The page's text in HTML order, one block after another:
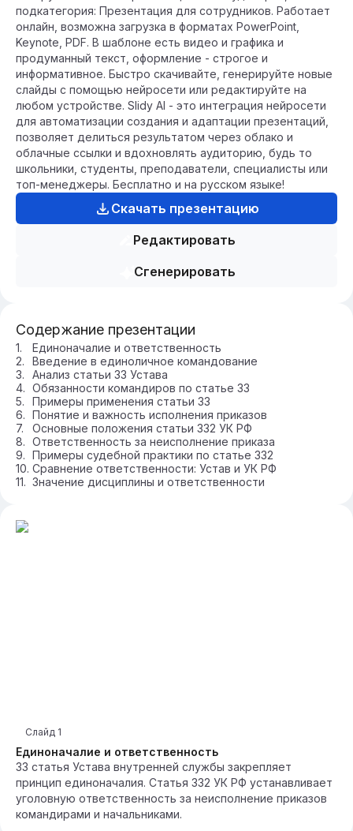
подкатегория: Презентация для сотрудников. Работает
онлайн, возможна загрузка в форматах PowerPoint,
Keynote, PDF. В шаблоне есть видео и графика и
продуманный текст, оформление - строгое и
информативное. Быстро скачивайте, генерируйте новые
слайды с помощью нейросети или редактируйте на
любом устройстве. Slidy AI - это интеграция нейросети
для автоматизации создания и адаптации презентаций,
позволяет делиться результатом через облако и
облачные ссылки и вдохновлять аудиторию, будь то
школьники, студенты, преподаватели, специалисты или
топ-менеджеры. Бесплатно и на русском языке!
Скачать презентацию
Редактировать
Сгенерировать
Содержание презентации
Единоначалие и ответственность
Введение в единоличное командование
Анализ статьи 33 Устава
Обязанности командиров по статье 33
Примеры применения статьи 33
Понятие и важность исполнения приказов
Основные положения статьи 332 УК РФ
Ответственность за неисполнение приказа
Примеры судебной практики по статье 332
Сравнение ответственности: Устав и УК РФ
Значение дисциплины и ответственности
Единоначалие и ответственность
Слайд 1
33 статья Устава внутренней службы закрепляет
принцип единоначалия. Статья 332 УК РФ устанавливает
уголовную ответственность за неисполнение приказов
командирами и начальниками.